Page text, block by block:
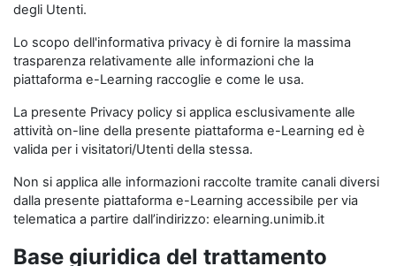
degli Utenti.
Lo scopo dell'informativa privacy è di fornire la massima
trasparenza relativamente alle informazioni che la
piattaforma e-Learning raccoglie e come le usa.
La presente Privacy policy si applica esclusivamente alle
attività on-line della presente piattaforma e-Learning ed è
valida per i visitatori/Utenti della stessa.
Non si applica alle informazioni raccolte tramite canali diversi
dalla presente piattaforma e-Learning accessibile per via
telematica a partire dall’indirizzo: elearning.unimib.it
Base giuridica del trattamento